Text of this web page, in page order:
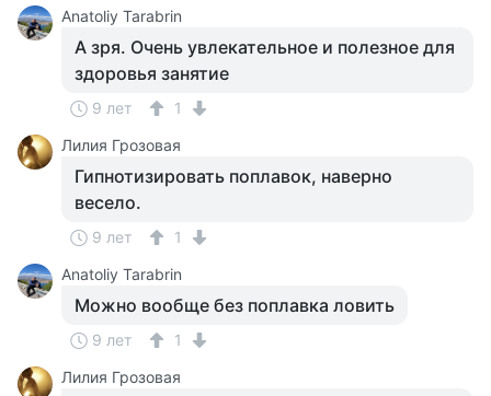
Anatoliy Tarabrin
А зря. Очень увлекательное и полезное для
здоровья занятие
9 лет
1
Лилия Грозовая
Гипнотизировать поплавок, наверно
весело.
9 лет
1
Anatoliy Tarabrin
Можно вообще без поплавка ловить
9 лет
1
Лилия Грозовая